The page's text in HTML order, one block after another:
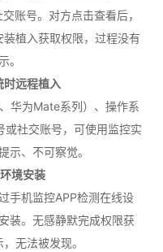
账号。对方点击查看后，
植入获取权限，过程没有
。
时远程植入
华为Mate系列）、操作系
社交账号，可使用监控实
示、不可察觉。
境安装
手机监控APP检测在线设
装。无感静默完成权限获
无法被发现。